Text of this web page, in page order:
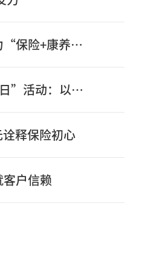
信泰保险新版官网正式上线：以数字化新窗口助力“保险+康养”高质量发展
信泰保险全面启动2026年“7.8全国保险公众宣传日”活动：以奋进姿态书写“十五五”开局之年保险答卷
释保险初心
户信赖